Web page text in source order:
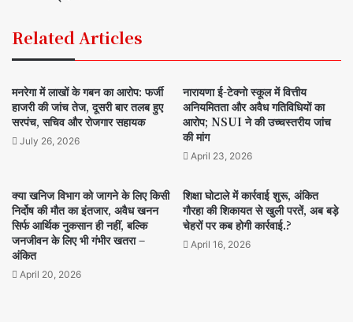
Related Articles
मनरेगा में लाखों के गबन का आरोप: फर्जी
हाजरी की जांच तेज, दूसरी बार तलब हुए
सरपंच, सचिव और रोजगार सहायक
July 26, 2026
नारायणा ई-टेक्नो स्कूल में वित्तीय
अनियमितता और अवैध गतिविधियों का
आरोप; NSUI ने की उच्चस्तरीय जांच
की मांग
April 23, 2026
क्या खनिज विभाग को जागने के लिए किसी
निर्दोष की मौत का इंतजार, अवैध खनन
सिर्फ आर्थिक नुकसान ही नहीं, बल्कि
जनजीवन के लिए भी गंभीर खतरा –
अंकित
April 20, 2026
शिक्षा घोटाले में कार्रवाई शुरू, अंकित
गौरहा की शिकायत से खुली परतें, अब बड़े
चेहरों पर कब होगी कार्रवाई.?
April 16, 2026